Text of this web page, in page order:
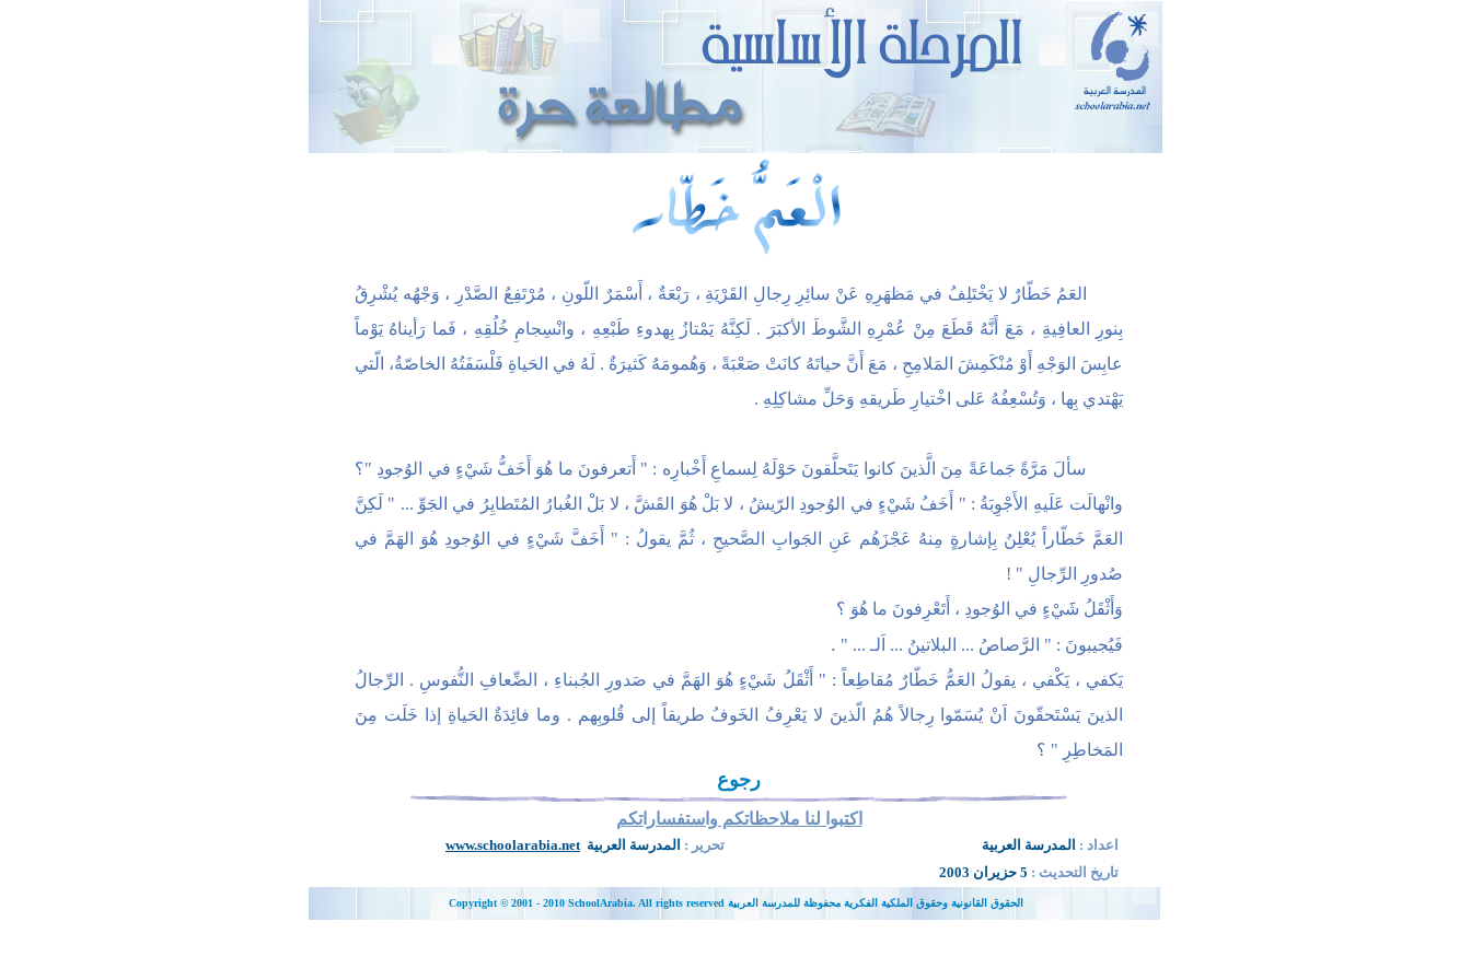
العَمُ خَطّارٌ لا يَخْتَلِفُ في مَظهَرِهِ عَنْ سائِرِ رِجالِ القَرْيَةِ ، رَبْعَةٌ ، أَسْمَرٌ اللّونِ ، مُرْتَفِعُ الصَّدْرِ ، وَجْهُه يُشْرِقُ
بِنورِ العافِيةِ ، مَعَ أَنَّهُ قَطَعَ مِنْ عُمْرِهِ الشَّوطَ الأكبَرَ . لَكِنَّهُ يَمْتازُ بِهدوءِ طَبْعِهِ ، وانْسِجامِ خُلُقِهِ ، فَما رَأيناهُ يَوْماً
عابِسَ الوَجْهِ أَوْ مُنْكَمِشَ المَلامِحِ ، مَعَ أَنَّ حياتَهُ كانَتْ صَعْبَةً ، وَهُمومَهُ كَثيرَةٌ . لَهُ في الحَياةِ فَلْسَفَتُهُ الخاصّةُ، الّتي
يَهْتدي بِها ، وَتُسْعِفُهُ عَلى اخْتيارِ طَريقهِ وَحَلِّ مشاكِلِهِ .
سألَ مَرَّةً جَماعَةً مِنَ الَّذينَ كانوا يَتَحلَّقونَ حَوْلَهُ لِسماعِ أَخْبارِه : " أَتعرفونَ ما هُوَ أَخَفُّ شَيْءٍ في الوُجودِ "؟
وانْهالَت عَلَيهِ الأَجْوِبَةُ : " أَخَفُ شَيْءٍ في الوُجودِ الرّيشُ ، لا بَلْ هُوَ القَشَّ ، لا بَلْ الغُبارُ المُتَطايِرُ في الجَوِّ ... " لَكِنَّ
العَمَّ خَطّاراً يُعْلِنُ بِإشارةٍ مِنهُ عَجْزَهُم عَنِ الجَوابِ الصَّحيحِ ، ثُمَّ يقولُ : " أَخَفَّ شَيْءٍ في الوُجودِ هُوَ الهَمَّ في
صُدورِ الرِّجالِ " !
وَأَثْقَلُ شََيْءٍ في الوُجودِ ، أَتَعْرِفونَ ما هُوَ ؟
فَيُجيبونَ : " الرَّصاصُ ... البلاتينُ ... اَلـ ... " .
يَكفي ، يَكْفي ، يقولُ العَمُّ خَطّارٌ مُقاطِعاً : " أَثْقَلُ شَيْءٍ هُوَ الهَمَّ في صَدورِ الجُبناءِ ، الضِّعافِ النُّفوسِ . الرِّجالُ
الذينَ يَسْتَحقّونَ اَنْ يُسَمّوا رِجالاً هُمُ الّذينَ لا يَعْرِفُ الخَوفُ طريقاً إلى قُلوبِهم . وما فائِدَةٌ الحَياةِ إذا خَلَت مِنَ
المَخاطِرِ " ؟
رجوع
اكتبوا لنا ملاحظاتكم واستفساراتكم
تحرير : المدرسة العربية www.schoolarabia.net اعداد : المدرسة العربية
تاريخ التحديث : 5 حزيران 2003
Copyright © 2001 - 2010 SchoolArabia. All rights reserved الحقوق القانونية وحقوق الملكية الفكرية محفوظة للمدرسة العربية